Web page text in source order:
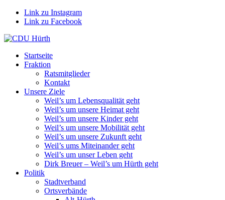
Link zu Instagram
Link zu Facebook
Startseite
Fraktion
Ratsmitglieder
Kontakt
Unsere Ziele
Weil’s um Lebensqualität geht
Weil’s um unsere Heimat geht
Weil’s um unsere Kinder geht
Weil’s um unsere Mobilität geht
Weil’s um unsere Zukunft geht
Weil’s ums Miteinander geht
Weil’s um unser Leben geht
Dirk Breuer – Weil’s um Hürth geht
Politik
Stadtverband
Ortsverbände